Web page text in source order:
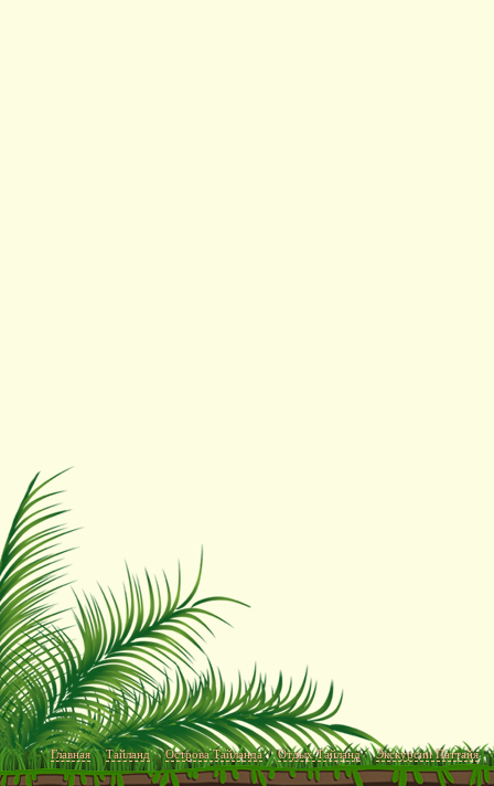
Главная Тайланд Острова Тайланда Отдых Тайланд Экскурсии Паттайя